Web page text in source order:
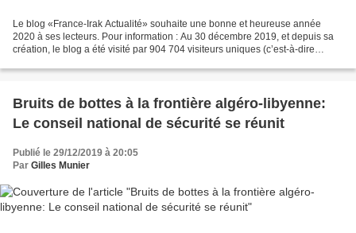
Le blog «France-Irak Actualité» souhaite une bonne et heureuse année
2020 à ses lecteurs. Pour information : Au 30 décembre 2019, et depuis sa
création, le blog a été visité par 904 704 visiteurs uniques (c’est-à-dire
Bruits de bottes à la frontière algéro-libyenne:
Le conseil national de sécurité se réunit
Publié le 29/12/2019 à 20:05
Par Gilles Munier